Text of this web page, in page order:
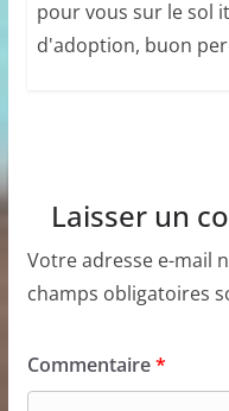
pour vous sur le sol
d'adoption, buon
Laisser un
Votre adresse e-mail
champs obligatoires
Commentaire*